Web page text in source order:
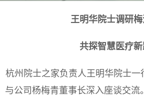
王明华院士调研
共探智慧医疗
杭州院士之家负责人王明华院士
与公司杨梅青董事长深入座谈交